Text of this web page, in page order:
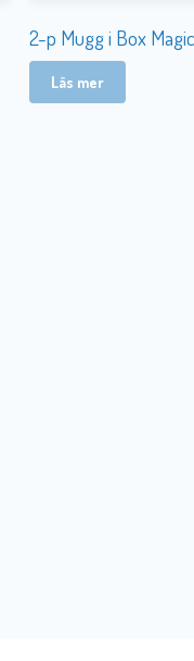
2-p Mugg i Box
Läs mer